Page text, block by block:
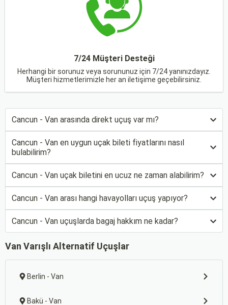
7/24 Müşteri Desteği
Herhangi bir sorunuz veya sorununuz için 7/24 yanınızdayız.
Müşteri hizmetlerimizle her an iletişime geçebilirsiniz.
Cancun - Van arasında direkt uçuş var mı?
Cancun - Van en uygun uçak bileti fiyatlarını nasıl
bulabilirim?
Cancun - Van uçak biletini en ucuz ne zaman alabilirim?
Cancun - Van arası hangi havayolları uçuş yapıyor?
Cancun - Van uçuşlarda bagaj hakkım ne kadar?
Van Varışlı Alternatif Uçuşlar
Berlin - Van
Bakü - Van